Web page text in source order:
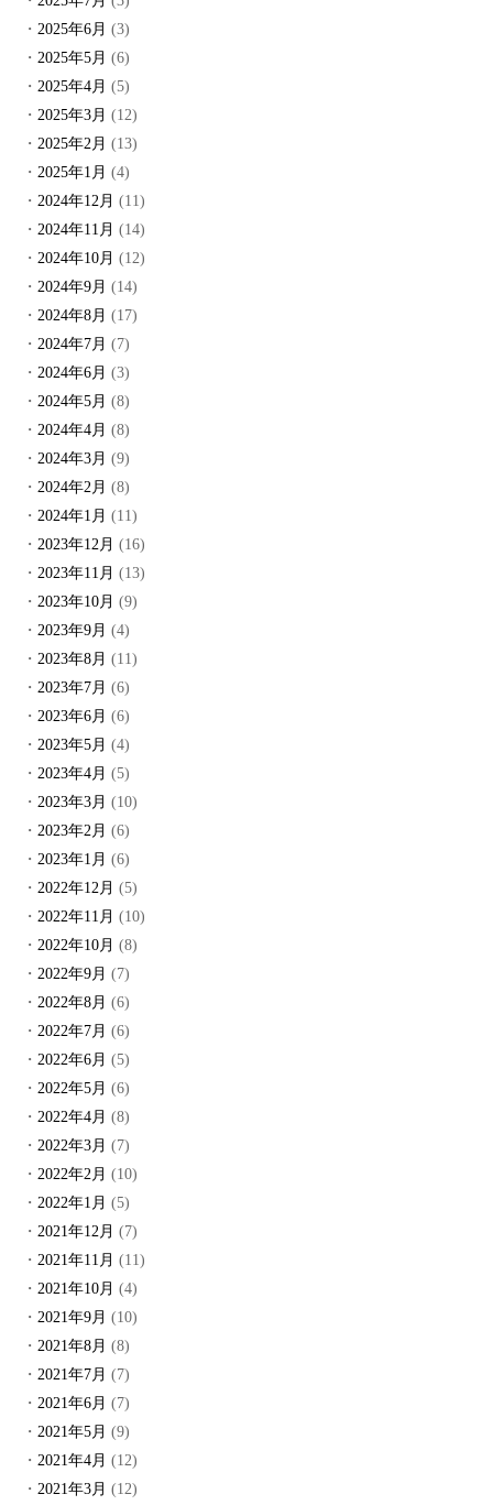
2025年6月 (3)
2025年5月 (6)
2025年4月 (5)
2025年3月 (12)
2025年2月 (13)
2025年1月 (4)
2024年12月 (11)
2024年11月 (14)
2024年10月 (12)
2024年9月 (14)
2024年8月 (17)
2024年7月 (7)
2024年6月 (3)
2024年5月 (8)
2024年4月 (8)
2024年3月 (9)
2024年2月 (8)
2024年1月 (11)
2023年12月 (16)
2023年11月 (13)
2023年10月 (9)
2023年9月 (4)
2023年8月 (11)
2023年7月 (6)
2023年6月 (6)
2023年5月 (4)
2023年4月 (5)
2023年3月 (10)
2023年2月 (6)
2023年1月 (6)
2022年12月 (5)
2022年11月 (10)
2022年10月 (8)
2022年9月 (7)
2022年8月 (6)
2022年7月 (6)
2022年6月 (5)
2022年5月 (6)
2022年4月 (8)
2022年3月 (7)
2022年2月 (10)
2022年1月 (5)
2021年12月 (7)
2021年11月 (11)
2021年10月 (4)
2021年9月 (10)
2021年8月 (8)
2021年7月 (7)
2021年6月 (7)
2021年5月 (9)
2021年4月 (12)
2021年3月 (12)